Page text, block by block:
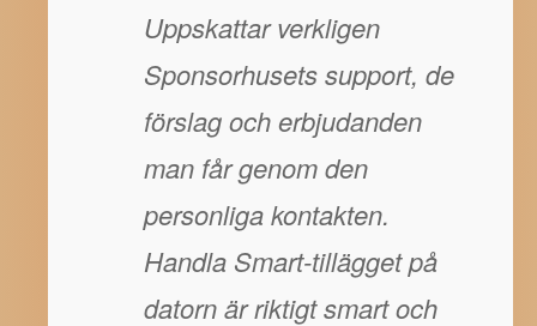
Uppskattar verkligen
Sponsorhusets support, de
förslag och erbjudanden
man får genom den
personliga kontakten.
Handla Smart-tillägget på
datorn är riktigt smart och